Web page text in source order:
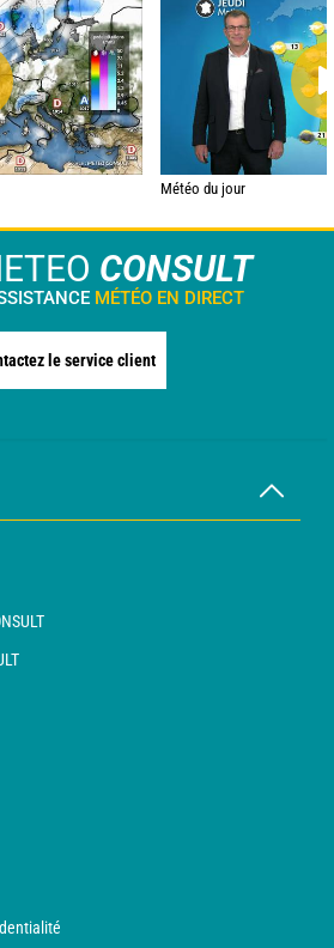
Météo du jour
CONSULT
MÉTÉO EN DIRECT
le service client